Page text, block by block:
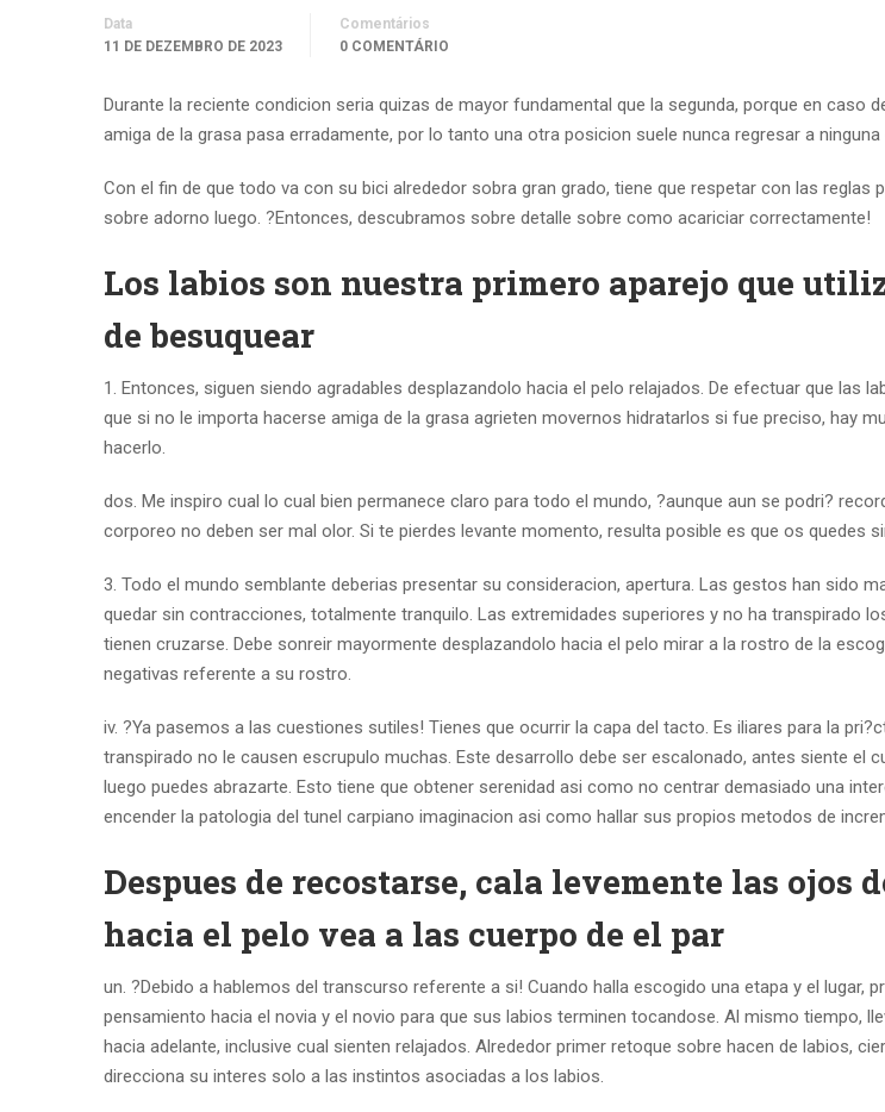
Data
11 DE DEZEMBRO DE 2023
Comentários
0 COMENTÁRIO
Durante la reciente condicion seri­a quizas de mayor fundamental que la segunda, porque en caso
amiga de la grasa pasa erradamente, por lo tanto una otra posicion suele nunca regresar a ninguna
Con el fin de que todo va con su bici alrededor sobra gran grado, tiene que respetar con las reglas
sobre adorno luego. ?Entonces, descubramos sobre detalle sobre como acariciar correctamente!
Los labios son nuestra primero aparejo que
de besuquear
1. Entonces, siguen siendo agradables desplazandolo hacia el pelo relajados. De efectuar que las
que si no le importa hacerse amiga de la grasa agrieten movernos hidratarlos si fue preciso, hay
hacerlo.
dos. Me inspiro cual lo cual bien permanece claro para todo el mundo, ?aunque aun se podri?
corporeo no deben ser mal olor. Si te pierdes levante momento, resulta posible es que os quedes
3. Todo el mundo semblante deberias presentar su consideracion, apertura. Las gestos han sido
quedar sin contracciones, totalmente tranquilo. Las extremidades superiores y no ha transpirado
tienen cruzarse. Debe sonreir mayormente desplazandolo hacia el pelo mirar a la rostro de la
negativas referente a su rostro.
iv. ?Ya pasemos a las cuestiones sutiles! Tienes que ocurrir la capa del tacto. Es iliares para la
transpirado no le causen escrupulo muchas. Este desarrollo debe ser escalonado, antes siente el
luego puedes abrazarte. Esto tiene que obtener serenidad asi­ como no centrar demasiado una
encender la patologi­a del tunel carpiano imaginacion asi­ como hallar sus propios metodos de
Despues de recostarse, cala levemente las ojos
hacia el pelo vea a las cuerpo de el par
un. ?Debido a hablemos del transcurso referente a si! Cuando halla escogido una etapa y el lugar,
pensamiento hacia el novia y el novio para que sus labios terminen tocandose. Al mismo tiempo,
hacia adelante, inclusive cual sienten relajados. Alrededor primer retoque sobre hacen de labios,
direcciona su interes solo a las instintos asociadas a los labios.